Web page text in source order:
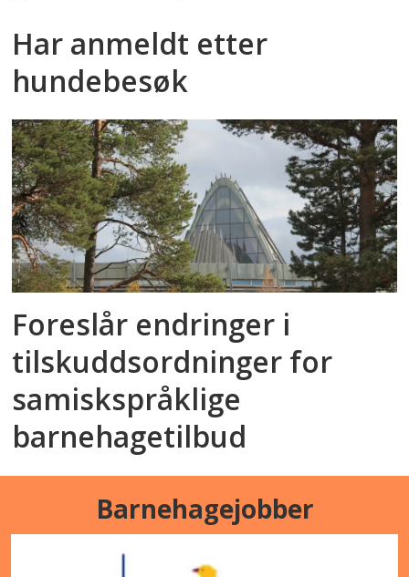
Har anmeldt etter
hundebesøk
Foreslår endringer i
tilskuddsordninger for
samiskspråklige
barnehagetilbud
Barnehagejobber